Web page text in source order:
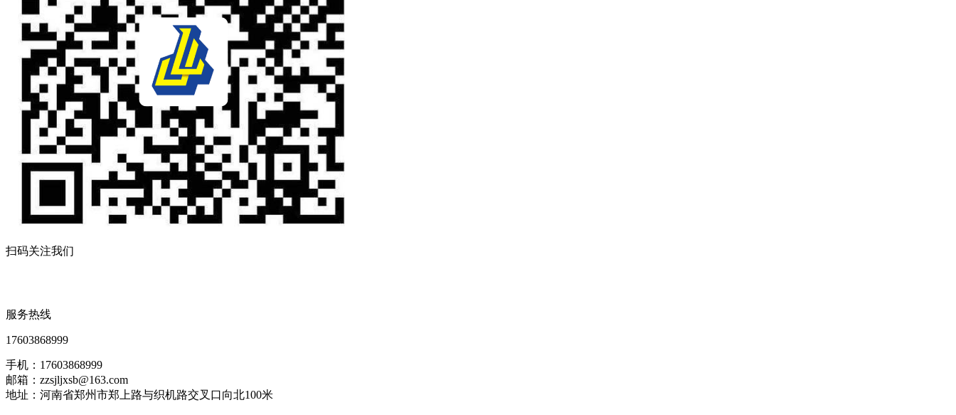
扫码关注我们
服务热线
17603868999
手机：17603868999
邮箱：zzsjljxsb@163.com
地址：河南省郑州市郑上路与织机路交叉口向北100米